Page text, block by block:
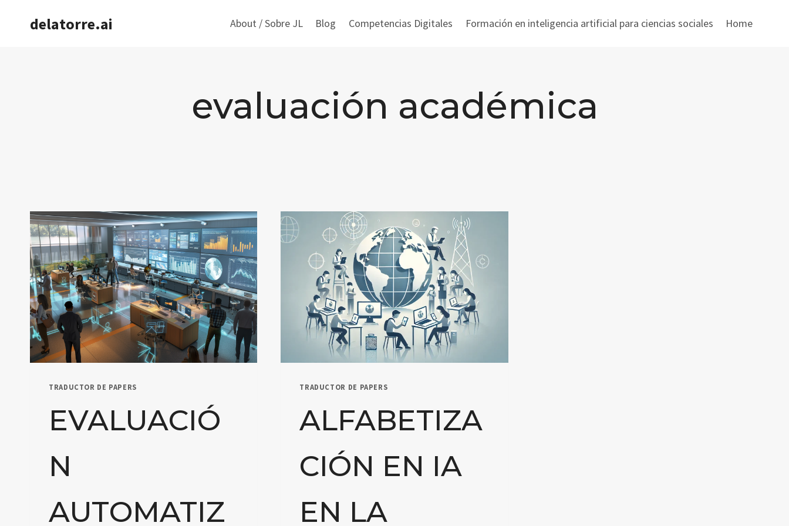
delatorre.ai About / Sobre JL Blog Competencias Digitales Formación en inteligencia artificial para ciencias sociales Home
evaluación académica
TRADUCTOR DE PAPERS
EVALUACIÓ
N
AUTOMATIZ
TRADUCTOR DE PAPERS
ALFABETIZA
CIÓN EN IA
EN LA